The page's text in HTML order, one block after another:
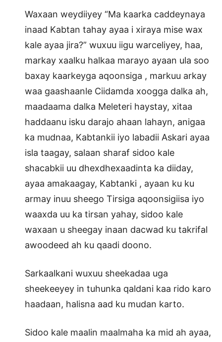
Waxaan weydiiyey “Ma kaarka caddeynaya
inaad Kabtan tahay ayaa i xiraya mise wax
kale ayaa jira?” wuxuu iigu warceliyey, haa,
markay xaalku halkaa marayo ayaan ula soo
baxay kaarkeyga aqoonsiga , markuu arkay
waa gaashaanle Ciidamda xoogga dalka ah,
maadaama dalka Meleteri haystay, xitaa
haddaanu isku darajo ahaan lahayn, anigaa
ka mudnaa, Kabtankii iyo labadii Askari ayaa
isla taagay, salaan sharaf sidoo kale
shacabkii uu dhexdhexaadinta ka diiday,
ayaa amakaagay, Kabtanki , ayaan ku ku
armay inuu sheego Tirsiga aqoonsigiisa iyo
waaxda uu ka tirsan yahay, sidoo kale
waxaan u sheegay inaan dacwad ku takrifal
awoodeed ah ku qaadi doono.
Sarkaalkani wuxuu sheekadaa uga
sheekeeyey in tuhunka qaldani kaa rido karo
haadaan, halisna aad ku mudan karto.
Sidoo kale maalin maalmaha ka mid ah ayaa,